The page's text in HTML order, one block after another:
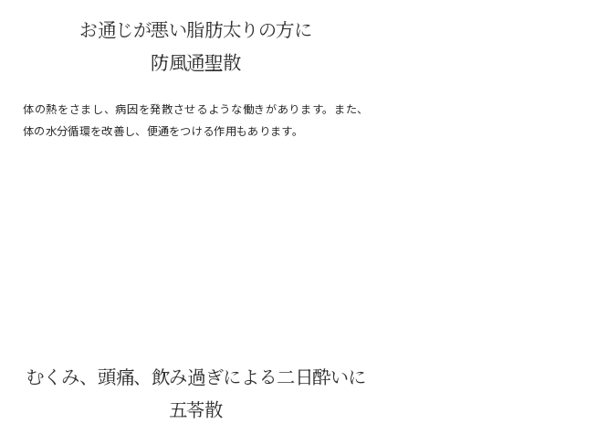
お通じが悪い脂肪太りの方に
防風通聖散
体の熱をさまし、病因を発散させるような働きがあります。また、
体の水分循環を改善し、便通をつける作用もあります。
むくみ、頭痛、飲み過ぎによる二日酔いに
五苓散